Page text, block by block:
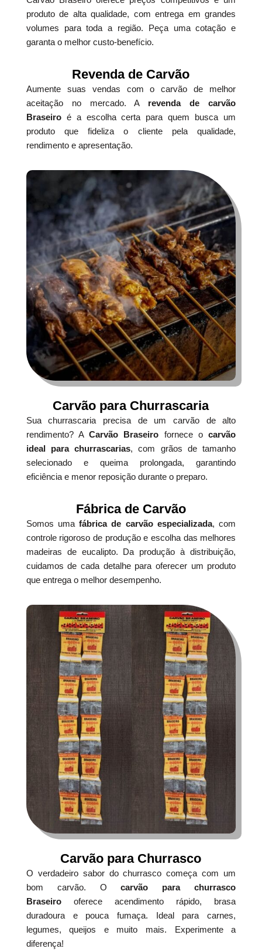
produto de alta qualidade, com entrega em grandes
volumes para toda a região. Peça uma cotação e
garanta o melhor custo-benefício.
Revenda de Carvão
Aumente suas vendas com o carvão de melhor
aceitação no mercado. A revenda de carvão
Braseiroé a escolha certa para quem busca um
produto que fideliza o cliente pela qualidade,
rendimento e apresentação.
Carvão para Churrascaria
Sua churrascaria precisa de um carvão de alto
rendimento? ACarvão Braseiro fornece ocarvão
ideal para churrascarias, com grãos de tamanho
selecionado e queima prolongada, garantindo
eficiência e menor reposição durante o preparo.
Fábrica de Carvão
Somos umafábrica de carvão especializada, com
controle rigoroso de produção e escolha das melhores
madeiras de eucalipto. Da produção à distribuição,
cuidamos de cada detalhe para oferecer um produto
que entrega o melhor desempenho.
Carvão para Churrasco
O verdadeiro sabor do churrasco começa com um
bom carvão. Ocarvão para churrasco
Braseirooferece acendimento rápido, brasa
duradoura e pouca fumaça. Ideal para carnes,
legumes, queijos e muito mais. Experimente a
diferença!